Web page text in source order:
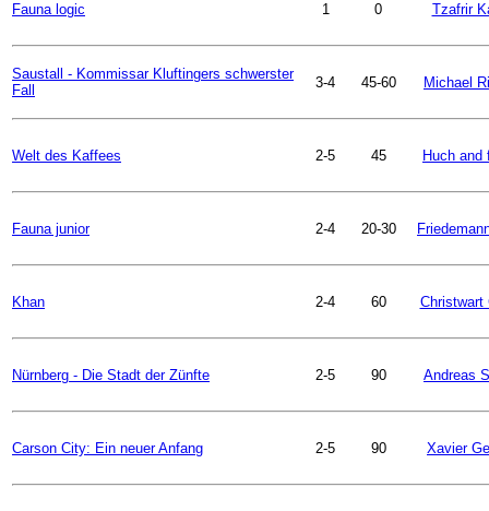
Fauna logic 1 0 Tzafrir
Saustall - Kommissar Kluftingers schwerster
Fall
3-4 45-60 Michael
Welt des Kaffees 2-5 45 Huch and
Fauna junior 2-4 20-30
Khan 2-4 60 Christwart
Nürnberg - Die Stadt der Zünfte 2-5 90 Andreas
Carson City: Ein neuer Anfang 2-5 90 Xavier